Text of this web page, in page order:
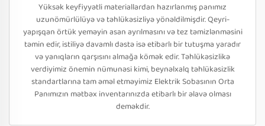
Yüksək keyfiyyətli materiallardan hazırlanmış panımız
uzunömürlülüyə və təhlükəsizliyə yönəldilmişdir. Qeyri-
yapışqan örtük yeməyin asan ayrılmasını və tez təmizlənməsini
təmin edir, istiliyə davamlı dəstə isə etibarlı bir tutuşma yaradır
və yanıqların qarşısını almağa kömək edir. Təhlükəsizlikə
verdiyimiz önemin nümunəsi kimi, beynəlxalq təhlükəsizlik
standartlarına tam əməl etməyimiz Elektrik Sobasının Orta
Panımızın mətbəx inventarınızda etibarlı bir əlavə olması
deməkdir.